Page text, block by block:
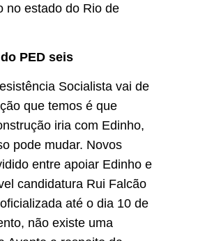
no estado do Rio de
PED seis
Socialista vai de
que temos é que
iria com Edinho,
pode mudar. Novos
entre apoiar Edinho e
candidatura Rui Falcão
até o dia 10 de
não existe uma